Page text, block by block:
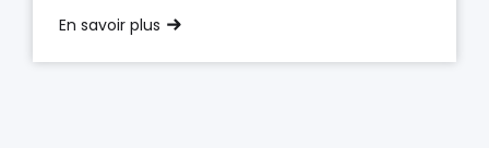
En savoir plus